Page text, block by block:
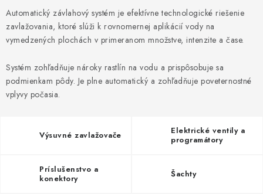
Inštalačný materiál
Podlahové kúrenie
Meranie a regulácia
Kúrenie a chladenie
PREDAJŇA - RAKOVÁ
Automatický závlahový systém je efektívne technologické riešenie
zavlažovania, ktoré slúži k rovnomernej aplikácií vody na
vymedzených plochách v primeranom množstve, intenzite a čase.
Systém zohľadňuje nároky rastlín na vodu a prispôsobuje sa
podmienkam pôdy. Je plne automatický a zohľadňuje poveternostné
vplyvy počasia.
Výsuvné zavlažovače
Elektrické ventily a
programátory
Príslušenstvo a
konektory
Šachty